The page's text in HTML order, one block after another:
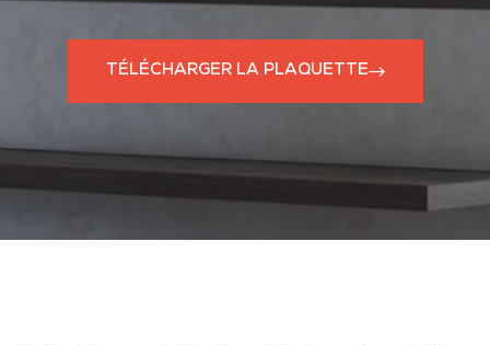
TÉLÉCHARGER LA PLAQUETTE